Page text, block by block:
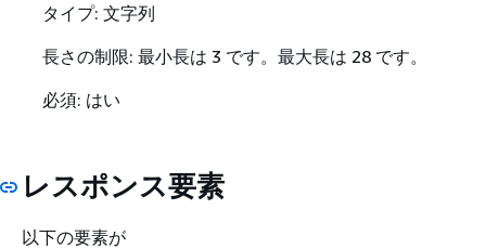
タイプ: 文字列
長さの制限: 最小長は 3 です。最大長は 28 です。
必須: はい
レスポンス要素
以下の要素が